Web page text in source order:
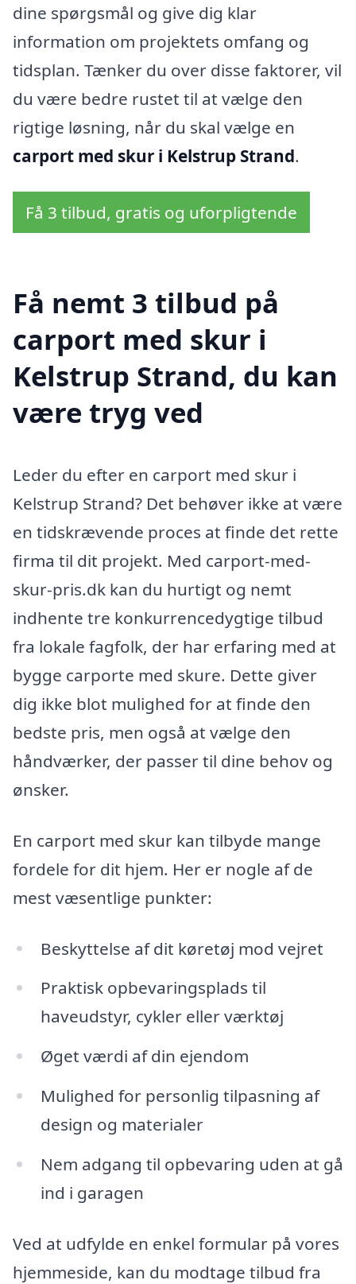
dine spørgsmål og give dig klar
information om projektets omfang og
tidsplan. Tænker du over disse faktorer, vil
du være bedre rustet til at vælge den
rigtige løsning, når du skal vælge en
carport med skur i Kelstrup Strand.
Få 3 tilbud, gratis og uforpligtende
Få nemt 3 tilbud på
carport med skur i
Kelstrup Strand, du kan
være tryg ved
Leder du efter en carport med skur i
Kelstrup Strand? Det behøver ikke at være
en tidskrævende proces at finde det rette
firma til dit projekt. Med carport-med-
skur-pris.dk kan du hurtigt og nemt
indhente tre konkurrencedygtige tilbud
fra lokale fagfolk, der har erfaring med at
bygge carporte med skure. Dette giver
dig ikke blot mulighed for at finde den
bedste pris, men også at vælge den
håndværker, der passer til dine behov og
ønsker.
En carport med skur kan tilbyde mange
fordele for dit hjem. Her er nogle af de
mest væsentlige punkter:
Beskyttelse af dit køretøj mod vejret
Praktisk opbevaringsplads til
haveudstyr, cykler eller værktøj
Øget værdi af din ejendom
Mulighed for personlig tilpasning af
design og materialer
Nem adgang til opbevaring uden at gå
ind i garagen
Ved at udfylde en enkel formular på vores
hjemmeside, kan du modtage tilbud fra